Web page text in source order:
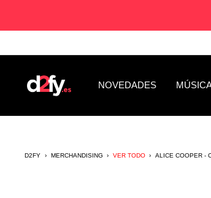
NOVEDADES
D2fy
D2FY › MERCHANDISING › VER TODO › ALICE COOPER -